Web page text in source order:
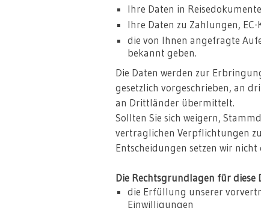
Ihre Daten in
Ihre Daten zu Zahlungen,
die von Ihnen angefragte
bekannt geben.
Die Daten werden zur
gesetzlich vorgeschrieben, an
an Drittländer übermittelt.
Sollten Sie sich weigern,
vertraglichen Verpflichtungen
Entscheidungen setzen wir nicht
Die Rechtsgrundlagen für diese
die Erfüllung unserer
Einwilligungen